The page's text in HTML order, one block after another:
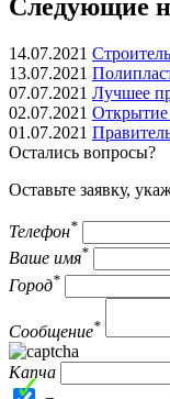
Следующие
14.07.2021
13.07.2021
07.07.2021 Лучшее
02.07.2021 Открытие
01.07.2021
Остались вопросы?
Оставьте заявку,
Телефон*
Ваше имя*
Город*
Сообщение*
Капча